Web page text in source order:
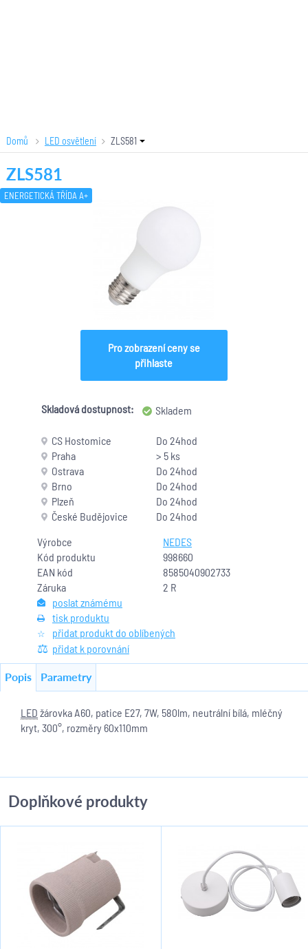
Domů LED osvětlení ZLS581
ENERGETICKÁ TŘÍDA A+
ZLS581
Výrobce
NEDES
Kód produktu
998660
EAN kód
8585040902733
Záruka
2 R
poslat známému
tisk produktu
přidat produkt do oblíbených
přidat k porovnání
Pro zobrazení ceny se
přihlaste
Skladová dostupnost: Skladem
CS Hostomice
Do 24hod
Praha
> 5 ks
Ostrava
Do 24hod
Brno
Do 24hod
Plzeň
Do 24hod
České Budějovice
Do 24hod
Popis Parametry
LED žárovka A60, patice E27, 7W, 580lm, neutrální bílá, mléčný
kryt, 300°, rozměry 60x110mm
Doplňkové produkty